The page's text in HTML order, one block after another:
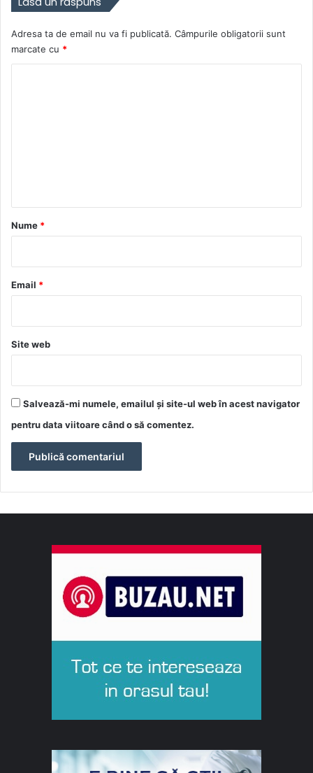
Adresa ta de email nu va fi publicată. Câmpurile obligatorii sunt
marcate cu *
r
*
Nume *
Email *
Site web
Salvează-mi numele, emailul și site-ul web în acest navigator
pentru data viitoare când o să comentez.